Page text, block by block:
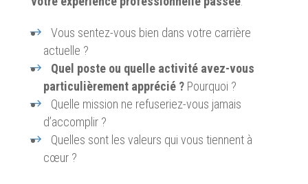
Vous sentez-vous bien dans votre carrière
actuelle ?
Quel poste ou quelle activité avez-vous
particulièrement apprécié ?Pourquoi ?
Quelle mission ne refuseriez-vous jamais
d’accomplir ?
Quelles sont les valeurs qui vous tiennent à
cœur ?